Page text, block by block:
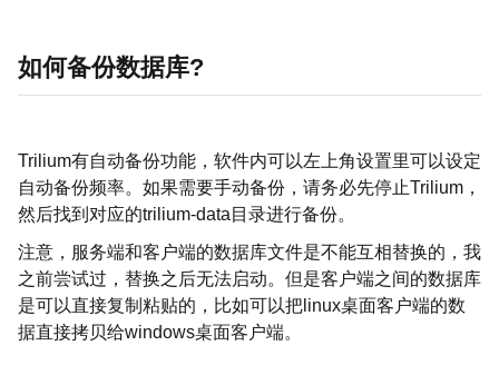
如何备份数据库?
Trilium有自动备份功能，软件内可以左上角设置里可以设定
自动备份频率。如果需要手动备份，请务必先停止Trilium，
然后找到对应的trilium-data目录进行备份。
注意，服务端和客户端的数据库文件是不能互相替换的，我
之前尝试过，替换之后无法启动。但是客户端之间的数据库
是可以直接复制粘贴的，比如可以把linux桌面客户端的数
据直接拷贝给windows桌面客户端。